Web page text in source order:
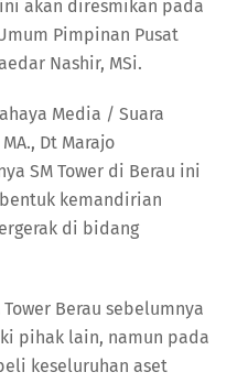
ini akan diresmikan pada
Pimpinan Pusat
Nashir, MSi.
Media / Suara
Dt Marajo
SM Tower di Berau ini
kemandirian
di bidang
Berau sebelumnya
pihak lain, namun pada
keseluruhan aset